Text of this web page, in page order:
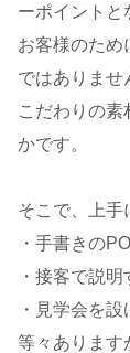
ーポイントと
お客様のため
ではありませ
こだわりの
かです。
そこで、上手
・手書きの
・接客で説明
・見学会を設
等々あります